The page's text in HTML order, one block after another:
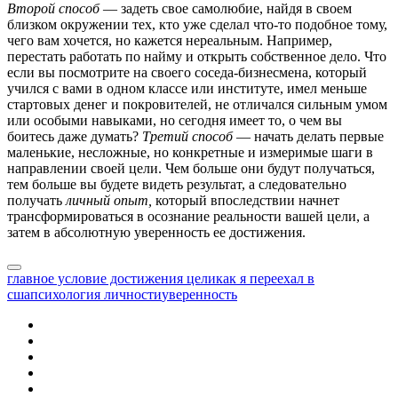
Второй способ— задеть свое самолюбие, найдя в своем
близком окружении тех, кто уже сделал что-то подобное тому,
чего вам хочется, но кажется нереальным. Например,
перестать работать по найму и открыть собственное дело. Что
если вы посмотрите на своего соседа-бизнесмена, который
учился с вами в одном классе или институте, имел меньше
стартовых денег и покровителей, не отличался сильным умом
или особыми навыками, но сегодня имеет то, о чем вы
боитесь даже думать? Третий способ— начать делать первые
маленькие, несложные, но конкретные и измеримые шаги в
направлении своей цели. Чем больше они будут получаться,
тем больше вы будете видеть результат, а следовательно
получать личный опыт, который впоследствии начнет
трансформироваться в осознание реальности вашей цели, а
затем в абсолютную уверенность ее достижения.
главное условие достижения целикак я переехал в
сшапсихология личностиуверенность